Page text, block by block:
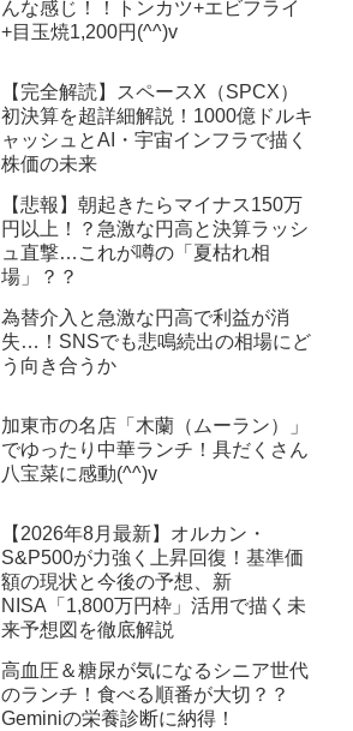
んな感じ！！トンカツ+エビフライ
+目玉焼1,200円(^^)v
【完全解読】スペースX（SPCX）
初決算を超詳細解説！1000億ドルキ
ャッシュとAI・宇宙インフラで描く
株価の未来
【悲報】朝起きたらマイナス150万
円以上！？急激な円高と決算ラッシ
ュ直撃…これが噂の「夏枯れ相
場」？？
為替介入と急激な円高で利益が消
失…！SNSでも悲鳴続出の相場にど
う向き合うか
加東市の名店「木蘭（ムーラン）」
でゆったり中華ランチ！具だくさん
八宝菜に感動(^^)v
【2026年8月最新】オルカン・
S&P500が力強く上昇回復！基準価
額の現状と今後の予想、新
NISA「1,800万円枠」活用で描く未
来予想図を徹底解説
高血圧＆糖尿が気になるシニア世代
のランチ！食べる順番が大切？？
Geminiの栄養診断に納得！